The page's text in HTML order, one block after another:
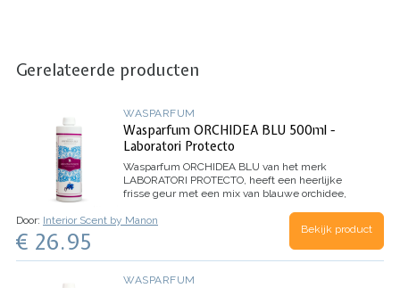
Gerelateerde producten
WASPARFUM
Wasparfum ORCHIDEA BLU 500ml -
Laboratori Protecto
Wasparfum ORCHIDEA BLU van het merk
LABORATORI PROTECTO, heeft een heerlijke
frisse geur met een mix van blauwe orchidee,
100 wasbeurten)
Door: Interior Scent by Manon
€ 26.95 Bekijk product
WASPARFUM